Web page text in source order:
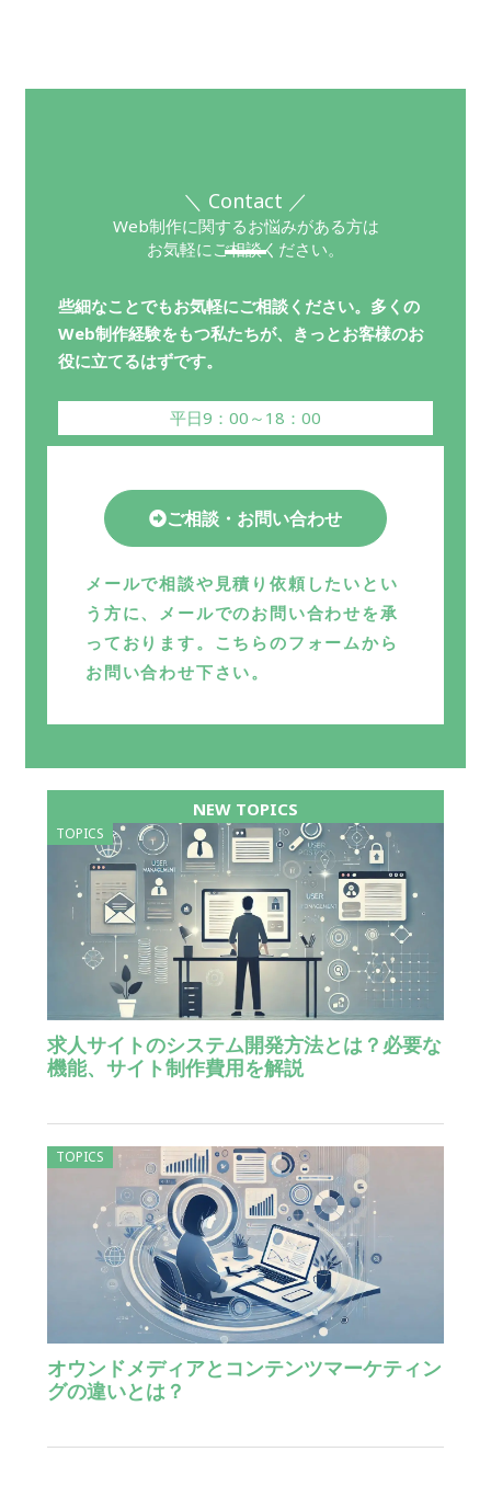
＼ Contact ／
Web制作に関するお悩みがある方は
お気軽にご相談ください。
些細なことでもお気軽にご相談ください。多くの
Web制作経験をもつ私たちが、きっとお客様のお
役に立てるはずです。
平日9：00～18：00
ご相談・お問い合わせ
メールで相談や見積り依頼したいとい
う方に、メールでのお問い合わせを承
っております。こちらのフォームから
お問い合わせ下さい。
NEW TOPICS
TOPICS
求人サイトのシステム開発方法とは？必要な
機能、サイト制作費用を解説
TOPICS
オウンドメディアとコンテンツマーケティン
グの違いとは？